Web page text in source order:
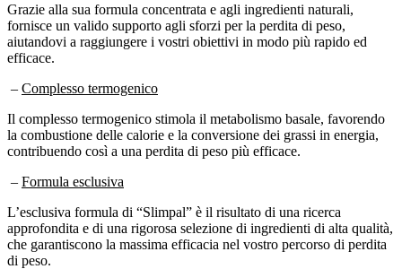
Grazie alla sua formula concentrata e agli ingredienti naturali,
fornisce un valido supporto agli sforzi per la perdita di peso,
aiutandovi a raggiungere i vostri obiettivi in modo più rapido ed
efficace.
– Complesso termogenico
Il complesso termogenico stimola il metabolismo basale, favorendo
la combustione delle calorie e la conversione dei grassi in energia,
contribuendo così a una perdita di peso più efficace.
– Formula esclusiva
L’esclusiva formula di “Slimpal” è il risultato di una ricerca
approfondita e di una rigorosa selezione di ingredienti di alta qualità,
che garantiscono la massima efficacia nel vostro percorso di perdita
di peso.